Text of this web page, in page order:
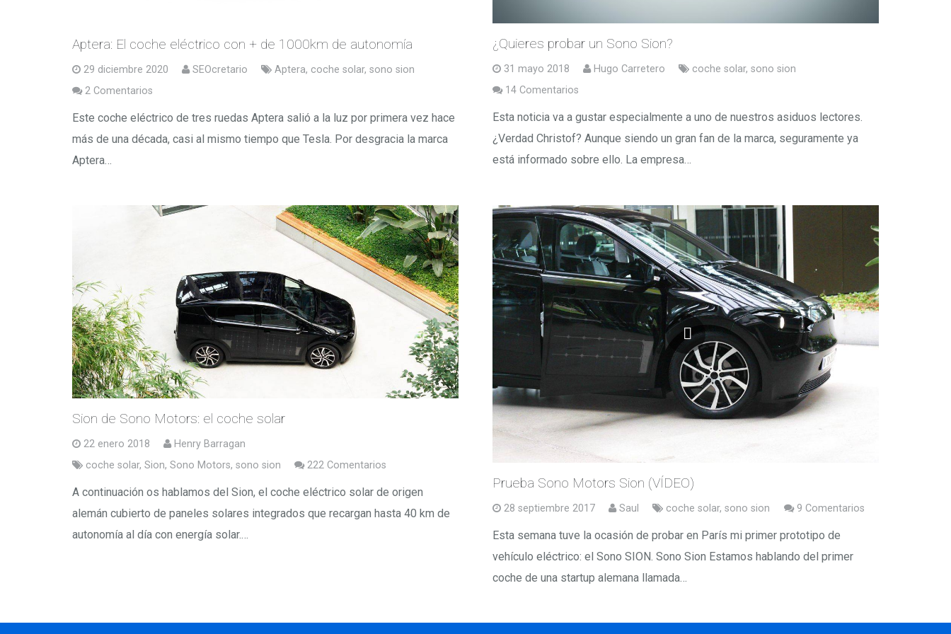
Aptera: El coche eléctrico con + de 1000km de autonomía
29 diciembre 2020 SEOcretario Aptera, coche solar,sono sion
2 Comentarios
Este coche eléctrico de tres ruedas Aptera salió a la luz por primera vez hace
más de una década, casi al mismo tiempo que Tesla. Por desgracia la marca
Aptera…
¿Quieres probar un Sono Sion?
31 mayo 2018 Hugo Carretero coche solar,sono sion
14 Comentarios
Esta noticia va a gustar especialmente a uno de nuestros asiduos lectores.
¿Verdad Christof? Aunque siendo un gran fan de la marca, seguramente ya
está informado sobre ello. La empresa…
Sion de Sono Motors: el coche solar
22 enero 2018
Henry Barragan
coche solar, Sion, Sono Motors, sono sion 222Comentarios
A continuación os hablamos del Sion, el coche eléctrico solar de origen
alemán cubierto de paneles solares integrados que recargan hasta 40 km de
autonomía al día con energía solar.…
Prueba Sono Motors Sion (VÍDEO)
28 septiembre 2017 Saul coche solar,sono sion 9 Comentarios
Esta semana tuve la ocasión de probar en París mi primer prototipo de
vehículo eléctrico: el Sono SION. Sono Sion Estamos hablando del primer
coche de una startup alemana llamada…